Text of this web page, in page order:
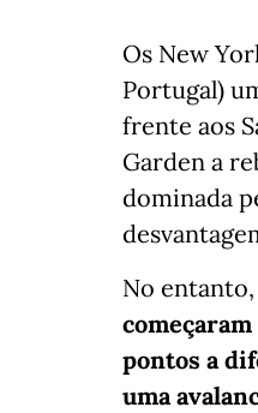
Os New
Portugal)
frente aos
Garden a
dominada
No
pontos a
uma